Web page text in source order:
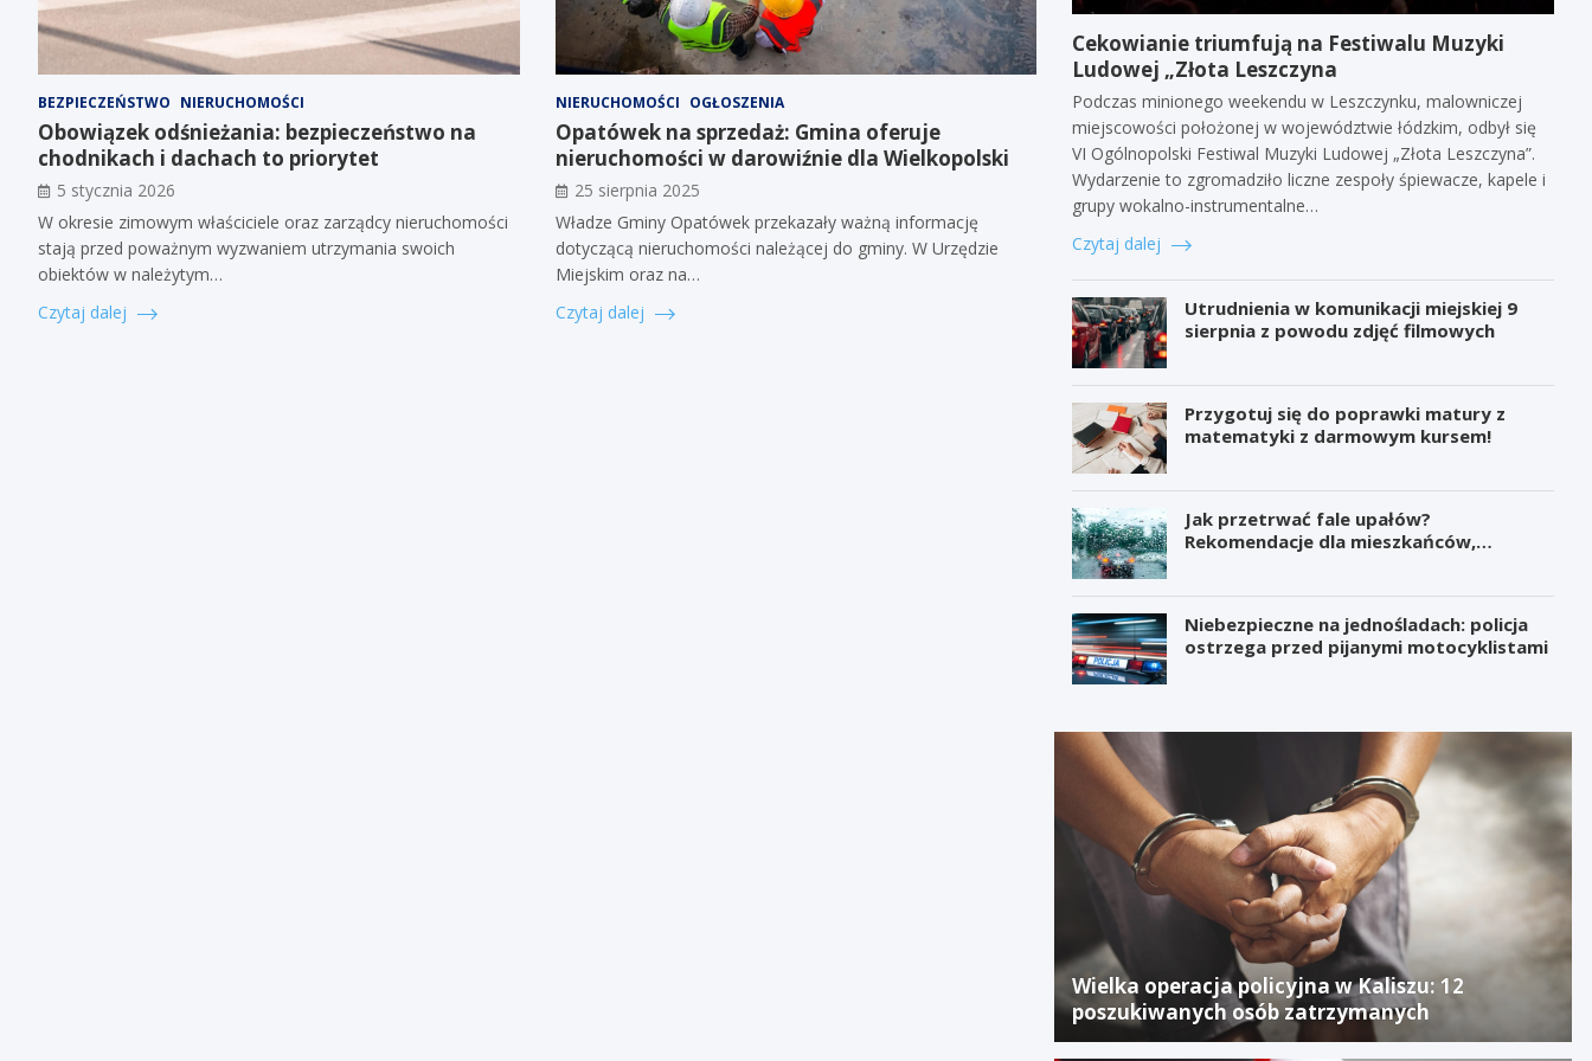
BEZPIECZEŃSTWO NIERUCHOMOŚCI
Obowiązek odśnieżania: bezpieczeństwo na
chodnikach i dachach to priorytet
5 stycznia 2026
W okresie zimowym właściciele oraz zarządcy nieruchomości
stają przed poważnym wyzwaniem utrzymania swoich
obiektów w należytym…
Czytaj dalej
NIERUCHOMOŚCI OGŁOSZENIA
Opatówek na sprzedaż: Gmina oferuje
nieruchomości w darowiźnie dla Wielkopolski
25 sierpnia 2025
Władze Gminy Opatówek przekazały ważną informację
dotyczącą nieruchomości należącej do gminy. W Urzędzie
Miejskim oraz na…
Czytaj dalej
Cekowianie triumfują na Festiwalu Muzyki
Ludowej „Złota Leszczyna
Podczas minionego weekendu w Leszczynku, malowniczej
miejscowości położonej w województwie łódzkim, odbył się
VI Ogólnopolski Festiwal Muzyki Ludowej „Złota Leszczyna”.
Wydarzenie to zgromadziło liczne zespoły śpiewacze, kapele i
grupy wokalno-instrumentalne…
Czytaj dalej
Utrudnienia w komunikacji miejskiej 9
sierpnia z powodu zdjęć filmowych
Przygotuj się do poprawki matury z
matematyki z darmowym kursem!
Jak przetrwać fale upałów?
Rekomendacje dla mieszkańców,
Niebezpieczne na jednośladach: policja
ostrzega przed pijanymi motocyklistami
Wielka operacja policyjna w Kaliszu: 12
poszukiwanych osób zatrzymanych